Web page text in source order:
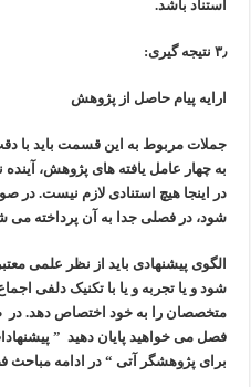
استناد باشد.
۳٫ نتیجه گیری:
ارایه پیام حاصل از پژوهش
جملات مربوط به این قسمت باید با
به چهار عامل یافته های پژوهش،
در اینجا هیچ استنادی لازم نیست.در
شود،در فصلی جدا به آن پرداخته می
الگوی پیشنهادی باید از نظر علمی
شودو یا تجربه و یا با تکنیک دلفی اجماع
متخصصان را به خود اختصاص دهد.در
فصل می خواهید پایان دهید ”
برای پژوهشگر آتی “در ادامه مباحث